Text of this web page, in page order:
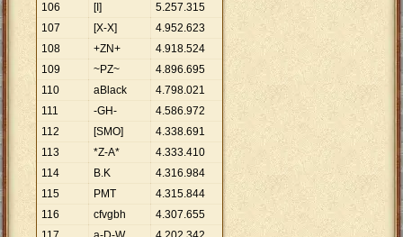
106
[I] 5.257.315
107
[X-X] 4.952.623
108
+ZN+ 4.918.524
109
~PZ~ 4.896.695
110
aBlack 4.798.021
111
-GH- 4.586.972
112
[SMO] 4.338.691
113
*Z-A* 4.333.410
114
B.K 4.316.984
115
PMT 4.315.844
116
cfvgbh 4.307.655